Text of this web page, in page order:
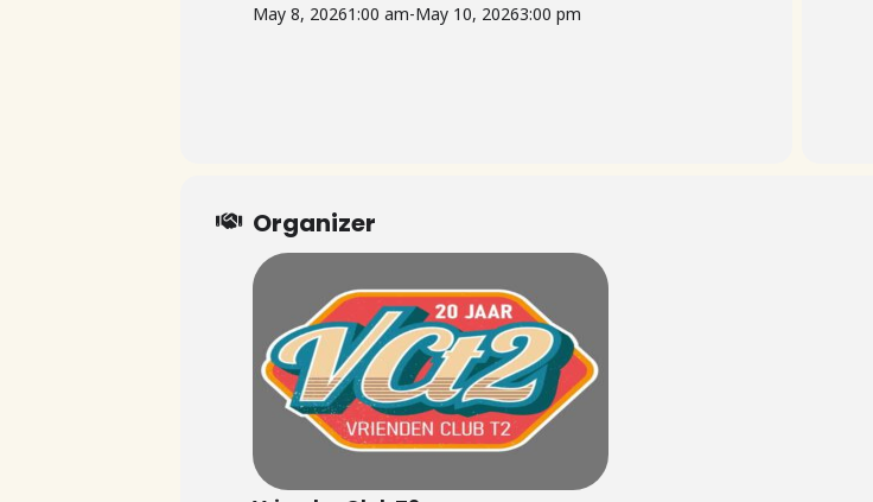
May 8, 20261:00 am-May 10, 20263:00 pm
Organizer